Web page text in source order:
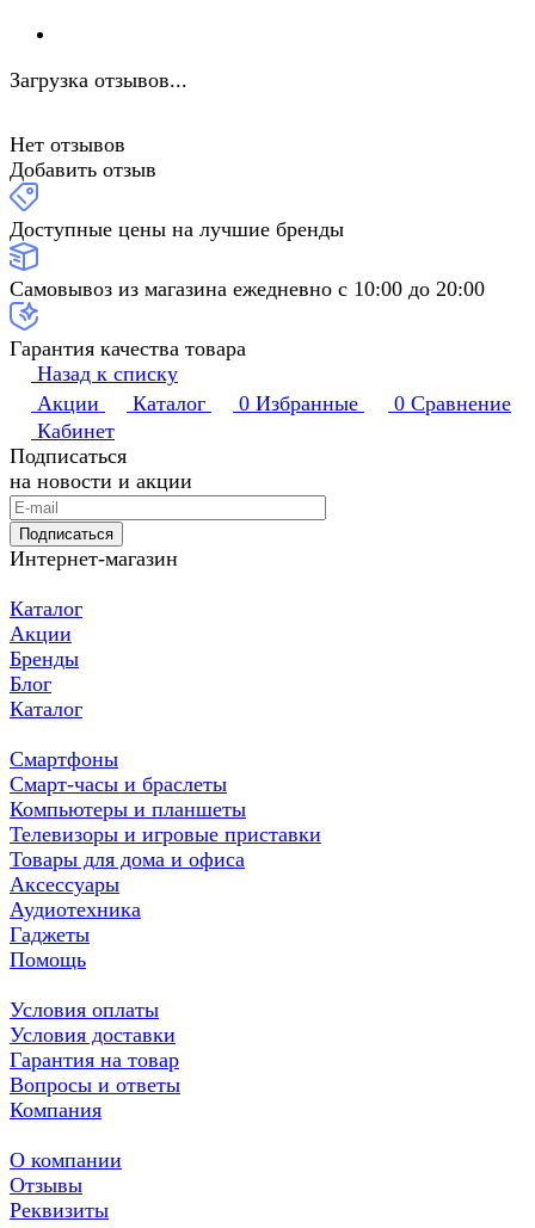
Загрузка отзывов...
Нет отзывов
Добавить отзыв
Доступные цены на лучшие бренды
Самовывоз из магазина ежедневно с 10:00 до 20:00
Гарантия качества товара
Назад к списку
Акции
Каталог 0 Избранные 0 Сравнение
Кабинет
Подписаться
на новости и акции
Подписаться
Интернет-магазин
Каталог
Акции
Бренды
Блог
Каталог
Смартфоны
Смарт-часы и браслеты
Компьютеры и планшеты
Телевизоры и игровые приставки
Товары для дома и офиса
Аксессуары
Аудиотехника
Гаджеты
Помощь
Условия оплаты
Условия доставки
Гарантия на товар
Вопросы и ответы
Компания
О компании
Отзывы
Реквизиты